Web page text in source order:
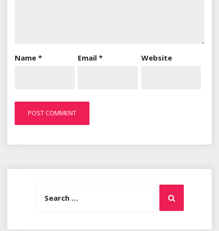
Name * Email* Website
Search